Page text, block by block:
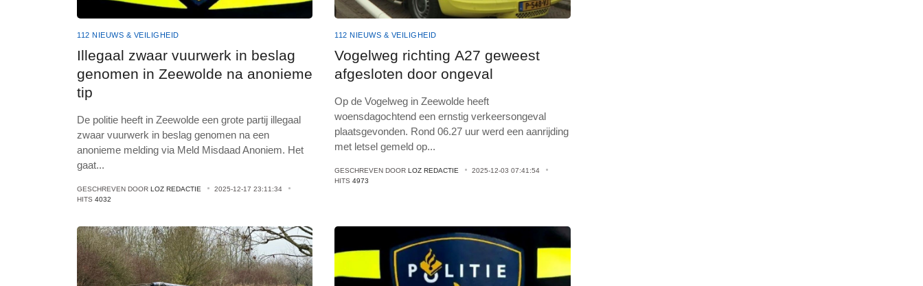
112 NIEUWS & VEILIGHEID
Illegaal zwaar vuurwerk in beslag
genomen in Zeewolde na anonieme
tip
De politie heeft in Zeewolde een grote partij illegaal
zwaar vuurwerk in beslag genomen na een
anonieme melding via Meld Misdaad Anoniem. Het
gaat...
GESCHREVEN DOOR LOZ REDACTIE
2025-12-17 23:11:34
HITS 4032
112 NIEUWS & VEILIGHEID
Vogelweg richting A27 geweest
afgesloten door ongeval
Op de Vogelweg in Zeewolde heeft
woensdagochtend een ernstig verkeersongeval
plaatsgevonden. Rond 06.27 uur werd een aanrijding
met letsel gemeld op...
GESCHREVEN DOORLOZ REDACTIE
2025-12-03 07:41:54
HITS4973